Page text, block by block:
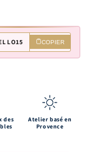
COPIER
des
Atelier basé en
Provence